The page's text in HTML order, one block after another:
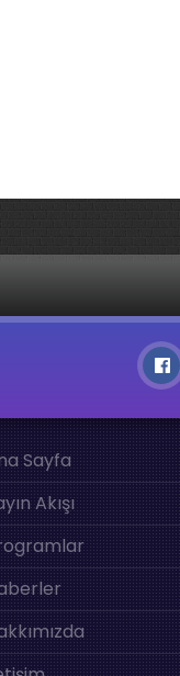
Sayfa
Akışı